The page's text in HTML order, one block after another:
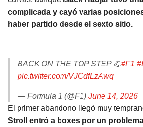
complicada y cayó varias
haber partido desde el sexto sitio.
BACK ON THE TOP STEP 💪#F1
pic.twitter.com/VJCdfLzAwq
— Formula 1 (@F1) June 14, 2026
El primer abandono llegó muy
Stroll entró a boxes por un